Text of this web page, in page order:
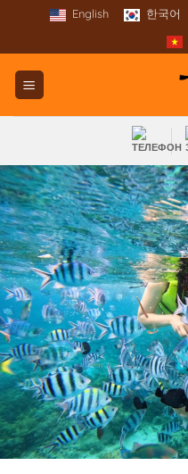
Перейти
содержанию
English 한국어